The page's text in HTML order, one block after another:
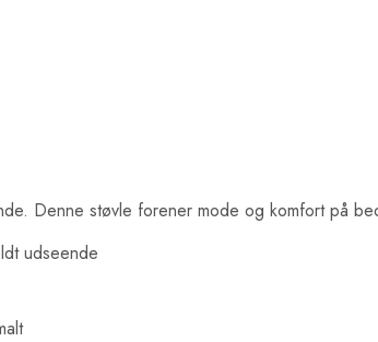
Denne støvle forener mode og komfort på
udseende